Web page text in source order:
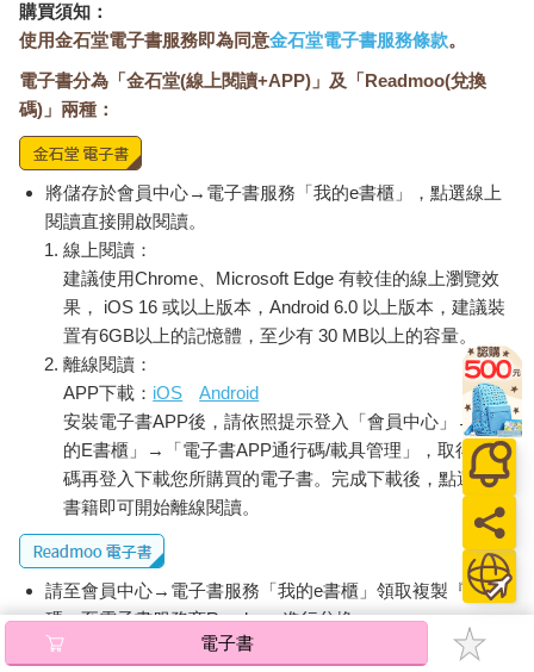
購買須知：
使用金石堂電子書服務即為同意金石堂電子書服務條款。
電子書分為「金石堂(線上閱讀+APP)」及「Readmoo(兌換
碼)」兩種：
將儲存於會員中心→電子書服務「我的e書櫃」，點選線上
閱讀直接開啟閱讀。
線上閱讀：
建議使用Chrome、Microsoft Edge 有較佳的線上瀏覽效
果， iOS 16 或以上版本，Android 6.0 以上版本，建議裝
置有6GB以上的記憶體，至少有 30 MB以上的容量。
離線閱讀：
APP下載： iOS
Android
安裝電子書APP後，請依照提示登入「會員中心」→「我
的E書櫃」→「電子書APP通行碼/載具管理」，取得通行
碼再登入下載您所購買的電子書。完成下載後，點選任一
書籍即可開始離線閱讀。
請至會員中心→電子書服務「我的e書櫃」領取複製『兌換
碼』至電子書服務商Readmoo進行兌換。
退換貨須知：
電子書